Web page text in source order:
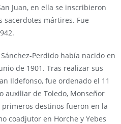
Juan, en ella se inscribieron
sacerdotes mártires. Fue
Perdido había nacido en
de 1901. Tras realizar sus
Ildefonso, fue ordenado el 11
auxiliar de Toledo, Monseñor
primeros destinos fueron en la
coadjutor en Horche y Yebes